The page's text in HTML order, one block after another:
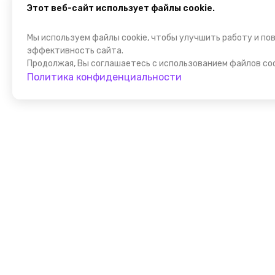
Этот веб-сайт использует файлы cookie.
Мы используем файлы cookie, чтобы улучшить работу и
эффективность сайта.
Продолжая, Вы соглашаетесь с использованием файлов
Политика конфиденциальности